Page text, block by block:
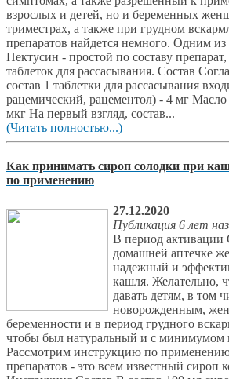
взрослых и детей, но и беременных
триместрах, а также при грудном
препаратов найдется немного. Одним из
Пектусин - простой по составу
таблеток для рассасывания. Состав
состав 1 таблетки для рассасывания
рацемический, рацементол) - 4 мг Масло
мкг На первый взгляд, состав...
(Читать полностью...)
Как принимать сироп солодки при
по применению
27.12.2020
Публикация 6 лет
В период
домашней аптечке
надежный и
кашля. Желательно,
давать детям, в том
новорожденным,
беременности и в период грудного
чтобы был натуральный и с минимумом
Рассмотрим инструкцию по
препаратов - это всем известный сироп